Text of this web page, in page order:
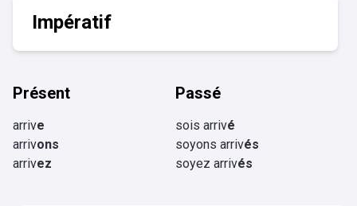
Impératif
Présent
arrive
arrivons
arrivez
Passé
sois arrivé
soyons arrivés
soyez arrivés